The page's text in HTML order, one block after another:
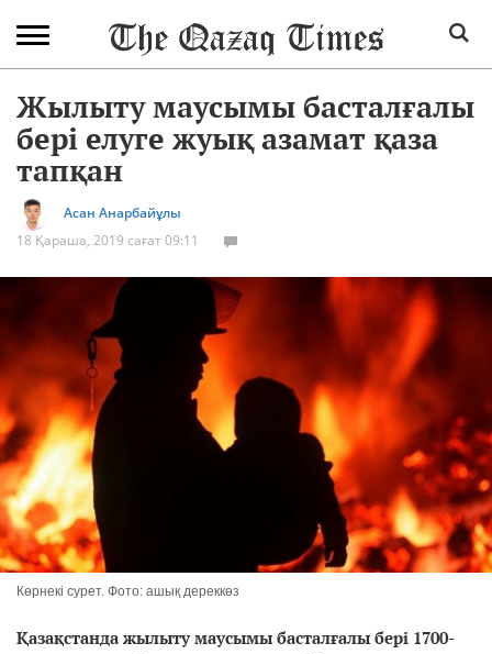
Жылыту маусымы басталғалы
бері елуге жуық азамат қаза
тапқан
Асан Анарбайұлы
18 Қараша, 2019 сағат 09:11
Көрнекі сурет. Фото: ашық дереккөз
Қазақстанда жылыту маусымы басталғалы бері 1700-